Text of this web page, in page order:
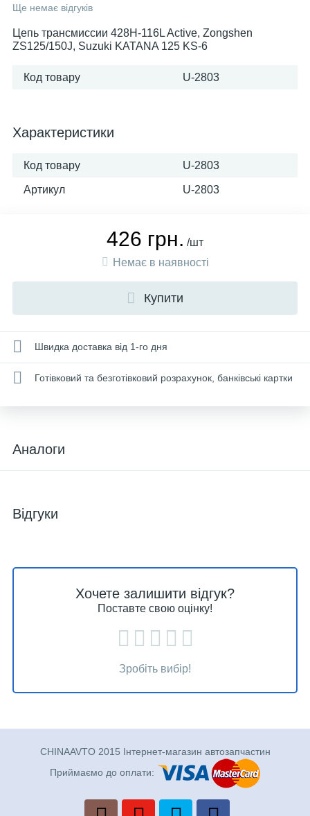
Ще немає відгуків
Цепь трансмиссии 428H-116L Active, Zongshen
ZS125/150J, Suzuki KATANA 125 KS-6
Код товару U-2803
Характеристики
Код товару U-2803
Артикул U-2803
426 грн. /шт
Немає в наявності
Купити
Швидка доставка від 1-го дня
Готівковий та безготівковий розрахунок, банківські картки
Аналоги
Відгуки
Хочете залишити відгук?
Поставте свою оцінку!
Зробіть вибір!
CHINAAVTO 2015 Інтернет-магазин автозапчастин
Приймаємо до оплати: